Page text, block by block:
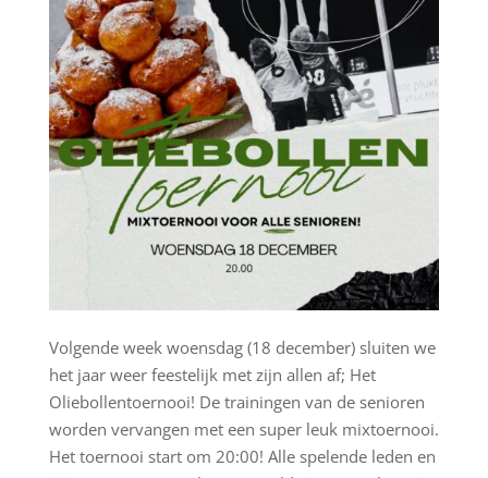
Volgende week woensdag (18 december) sluiten we
het jaar weer feestelijk met zijn allen af; Het
Oliebollentoernooi! De trainingen van de senioren
worden vervangen met een super leuk mixtoernooi.
Het toernooi start om 20:00! Alle spelende leden en